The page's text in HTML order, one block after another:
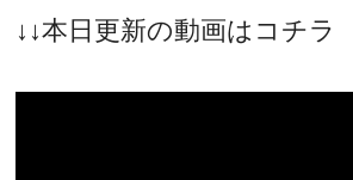
↓↓本日更新の動画はコチラ